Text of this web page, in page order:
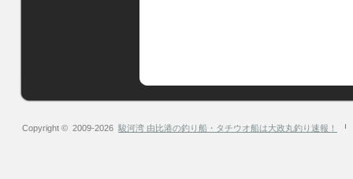
Copyright © 2009-2026 駿河湾 由比港の釣り船・タチウオ船は大政丸釣り速報！